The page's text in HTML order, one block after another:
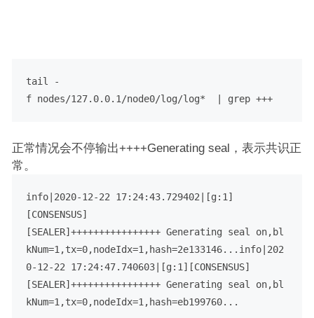
tail -
f nodes/127.0.0.1/node0/log/log*  | grep +++
正常情况会不停输出++++Generating seal，表示共识正
常。
info|2020-12-22 17:24:43.729402|[g:1]
[CONSENSUS]
[SEALER]++++++++++++++++ Generating seal on,bl
kNum=1,tx=0,nodeIdx=1,hash=2e133146...info|202
0-12-22 17:24:47.740603|[g:1][CONSENSUS]
[SEALER]++++++++++++++++ Generating seal on,bl
kNum=1,tx=0,nodeIdx=1,hash=eb199760...